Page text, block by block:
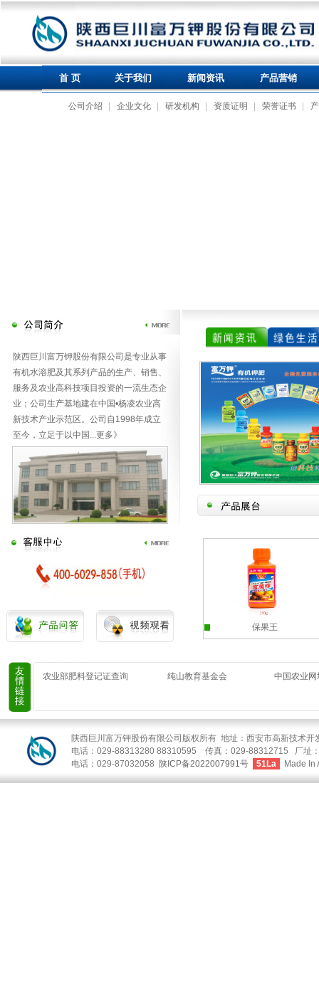
首 页 关于我们 新闻资讯 产品营销
公司介绍 企业文化 研发机构 资质证明 荣誉证书
陕西巨川富万钾股份有限公司是专业从事
有机水溶肥及其系列产品的生产、销售、
服务及农业高科技项目投资的一流生态企
业；公司生产基地建在中国•杨凌农业高
新技术产业示范区。公司自1998年成立
至今，立足于以中国 ...更多》
复王 壮果王 保果王
农业部肥料登记证查询 纯山教育基金会 中国农业
陕西巨川富万钾股份有限公司版权所有 地址：西安市高新技术
电话：029-88313280 88310595 传真：029-88312715 厂址
电话：029-87032058 陕ICP备2022007991号 51La Made In